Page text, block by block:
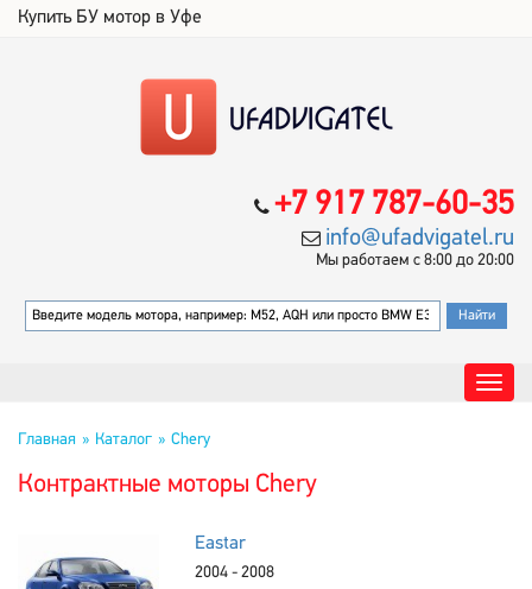
Купить БУ мотор в Уфе
+7 917 787-60-35
info@ufadvigatel.ru
Мы работаем с 8:00 до 20:00
Главная Каталог Chery
Контрактные моторы Chery
Eastar
2004 - 2008